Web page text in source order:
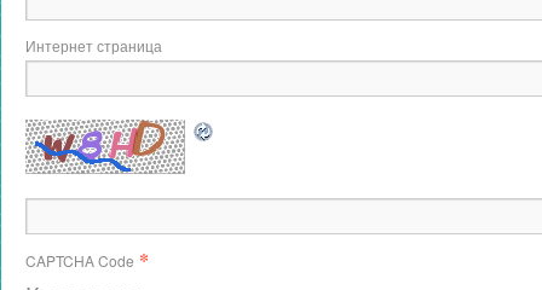
Интернет страница
CAPTCHA Code *